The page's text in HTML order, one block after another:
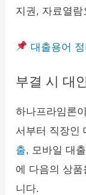
지권, 자료열
대출용어
부결 시 대
하나프라임론
서부터 직장인
출, 모바일 대
에 다음의 상
니다.